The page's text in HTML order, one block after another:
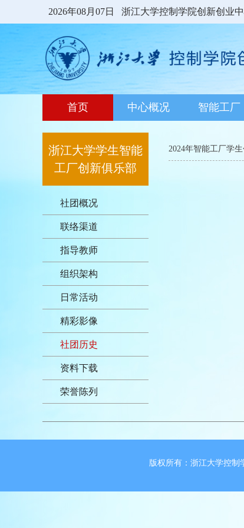
2026年08月07日 浙江大学控制学院创新创业
首页 中心概况 智能工厂
浙江大学学生智能
工厂创新俱乐部
社团概况
联络渠道
指导教师
组织架构
日常活动
精彩影像
社团历史
资料下载
荣誉陈列
2024年智能工厂学
版权所有：浙江大学控